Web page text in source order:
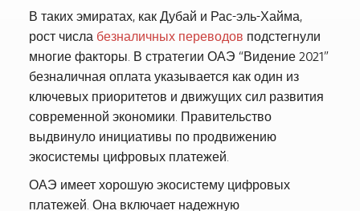
В таких эмиратах, как Дубай и Рас-эль-Хайма,
рост числабезналичных переводовподстегнули
многие факторы. В стратегии ОАЭ “Видение 2021”
безналичная оплата указывается как один из
ключевых приоритетов и движущих сил развития
современной экономики. Правительство
выдвинуло инициативы по продвижению
экосистемы цифровых платежей.
ОАЭ имеет хорошую экосистему цифровых
платежей. Она включает надежную